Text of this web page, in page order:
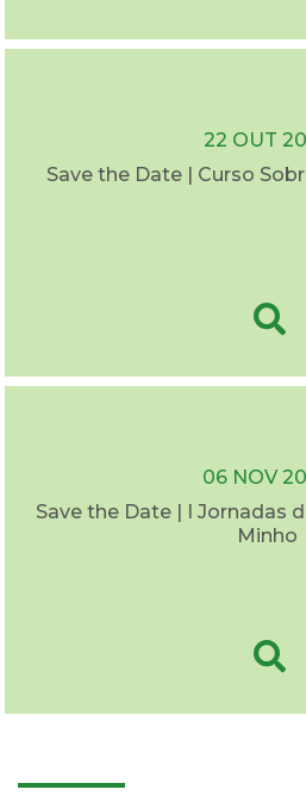
22 OUT
Save the Date | Curso
06 NOV
Save the Date | I Jornadas
Minho